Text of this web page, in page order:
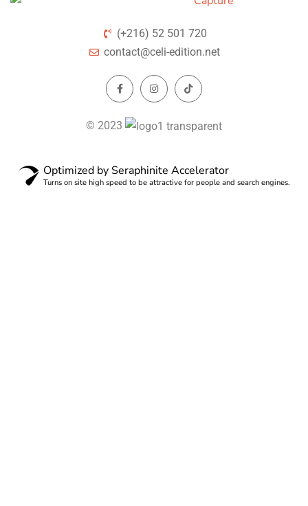
(+216) 52 501 720
contact@celi-edition.net
© 2023
Optimized by Seraphinite Accelerator
Turns on site high speed to be attractive for people and search engines.